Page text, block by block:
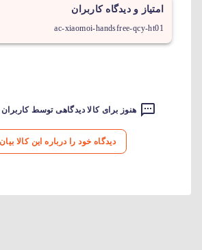
امتیاز و دیدگاه کاربران
ac-xiaomoi-handsfree-qcy-ht01
هنوز برای کالا دیدگاهی توسط
دیدگاه خود را درباره این کالا